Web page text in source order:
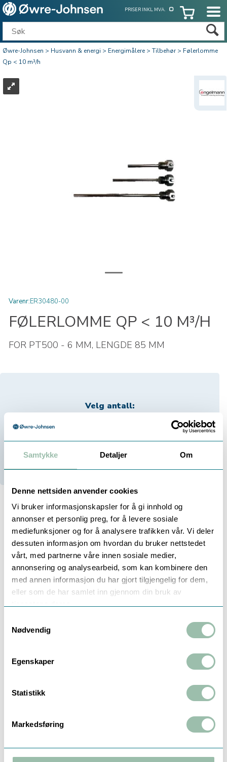
Samtykke Detaljer Om
Denne nettsiden anvender cookies
Vi bruker informasjonskapsler for å gi innhold og
annonser et personlig preg, for å levere sosiale
mediefunksjoner og for å analysere trafikken vår. Vi deler
dessuten informasjon om hvordan du bruker nettstedet
vårt, med partnerne våre innen sosiale medier,
annonsering og analysearbeid, som kan kombinere den
med annen informasjon du har gjort tilgjengelig for dem,
eller som de har samlet inn gjennom din bruk av
Nødvendig
Egenskaper
Statistikk
Markedsføring
PRISER INKL. MVA.
Øwre-Johnsen>Husvann & energi>Energimålere>Tilbehør>Følerlomme
Qp < 10 m³/h
Varenr:ER30480-00
FØLERLOMME QP < 10 M³/H
FOR PT500 - 6 MM, LENGDE 85 MM
Velg antall:
Be om tilbud
På lager
20+Stk i Trondheim
Beskrivelse
TEMPERATURLOMMER, FOR
MONTERING AV UNIVERSELLE
TEMPERATURSENSORER
• 6,0 mm kappe diameter (inkludert pakning)
Alternativer